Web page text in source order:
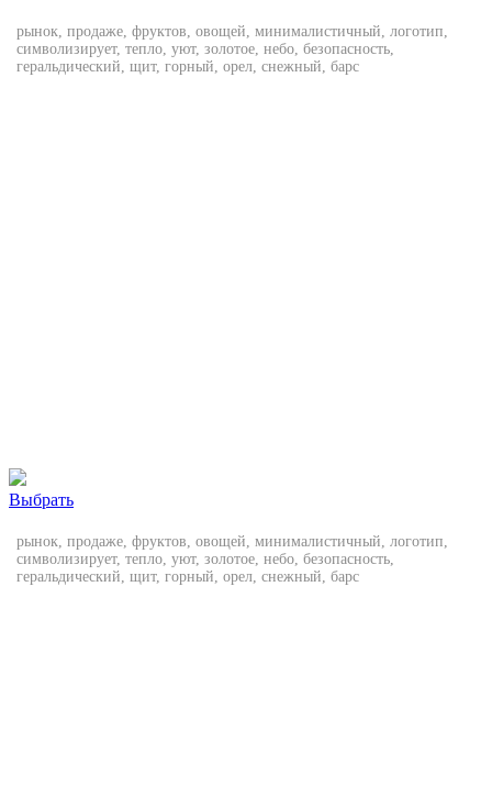
рынок, продаже, фруктов, овощей, минималистичный, логотип,
символизирует, тепло, уют, золотое, небо, безопасность,
геральдический, щит, горный, орел, снежный, барс
Выбрать
рынок, продаже, фруктов, овощей, минималистичный, логотип,
символизирует, тепло, уют, золотое, небо, безопасность,
геральдический, щит, горный, орел, снежный, барс